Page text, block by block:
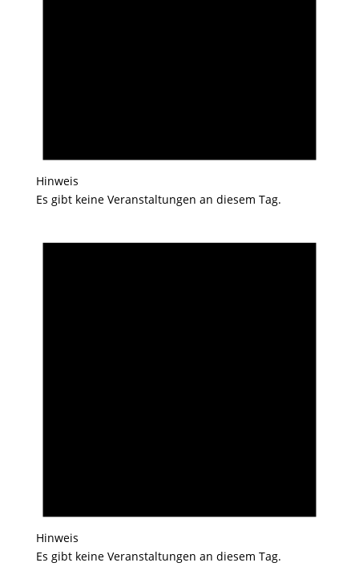
Hinweis
Es gibt keine Veranstaltungen an diesem Tag.
Hinweis
Es gibt keine Veranstaltungen an diesem Tag.